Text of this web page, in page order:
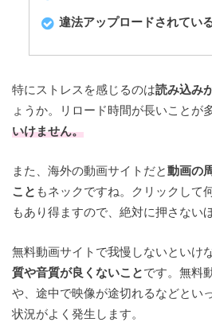
違法アップロードされてい
特にストレスを感じるのは読み込み
ょうか。リロード時間が長いことが
いけません。
また、海外の動画サイトだと動画の
こと もネックですね。クリックして
もあり得ますので、絶対に押さない
無料動画サイトで我慢しないといけ
質や音質が良くないことです。無料
や、途中で映像が途切れるなどとい
状況がよく発生します。